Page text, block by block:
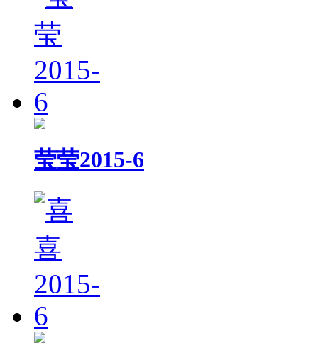
莹莹2015-6